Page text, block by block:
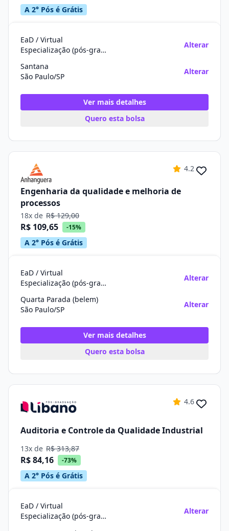
A 2° Pós é Grátis
EaD / Virtual
Especialização (pós-graduação)
Alterar
Santana
São Paulo/SP
Alterar
Ver mais detalhes
Quero esta bolsa
4.2
Engenharia da qualidade e melhoria de
processos
18x de R$ 129,00
R$ 109,65 -15%
A 2° Pós é Grátis
EaD / Virtual
Especialização (pós-graduação)
Alterar
Quarta Parada (belem)
São Paulo/SP
Alterar
Ver mais detalhes
Quero esta bolsa
4.6
Auditoria e Controle da Qualidade Industrial
13x de R$ 313,87
R$ 84,16 -73%
A 2° Pós é Grátis
EaD / Virtual
Especialização (pós-graduação)
Alterar